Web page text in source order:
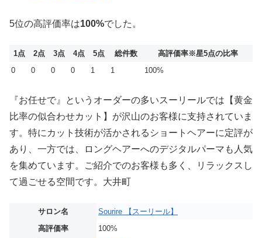
5位の高評価率は100%でした。
1点 2点 3点 4点 5点 総件数 高評価率※星5点の比率
0
0 0 0 1 1 100%
『お任せで』というオーダーの多いスーリールでは【黄金
比率の似合わせカット】が沢山のお客様に支持されていま
す。特にカット技術が活かされるショートヘアーに定評が
あり、一方では、ロングヘアーへのデジタルパーマも人気
を集めています。ご紹介でのお客様も多く、リラックスし
て過ごせる空間です。大井町
サロン名
Sourire 【スーリール】
高評価率
100%